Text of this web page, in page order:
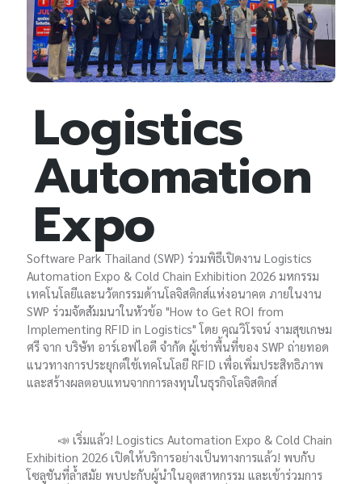
Logistics
Automation
Expo
Software Park Thailand (SWP) ร่วมพิธีเปิดงาน Logistics
Automation Expo & Cold Chain Exhibition 2026 มหกรรม
เทคโนโลยีและนวัตกรรมด้านโลจิสติกส์แห่งอนาคต ภายในงาน
SWP ร่วมจัดสัมมนาในหัวข้อ "How to Get ROI from
Implementing RFID in Logistics" โดย คุณวิโรจน์ งามสุขเกษม
ศรี จาก บริษัท อาร์เอฟไอดี จำกัด ผู้เช่าพื้นที่ของ SWP ถ่ายทอด
แนวทางการประยุกต์ใช้เทคโนโลยี RFID เพื่อเพิ่มประสิทธิภาพ
และสร้างผลตอบแทนจากการลงทุนในธุรกิจโลจิสติกส์
📣 เริ่มแล้ว! Logistics Automation Expo & Cold Chain
Exhibition 2026 เปิดให้บริการอย่างเป็นทางการแล้ว! พบกับ
โซลูชันที่ล้ำสมัย พบปะกับผู้นำในอุตสาหกรรม และเข้าร่วมการ